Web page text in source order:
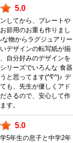
5.0
してから、プレートや
節用のお重も作りまし
な物からラグジュアリー
デザインの転写紙が揃
自分好みのデザインを
リーズでいろんな 食器
と思ってます(^∇^)♪ デ
も、先生が優しくアド
さるので、安心して作
す。
5.0
5年生の息子と中学2年